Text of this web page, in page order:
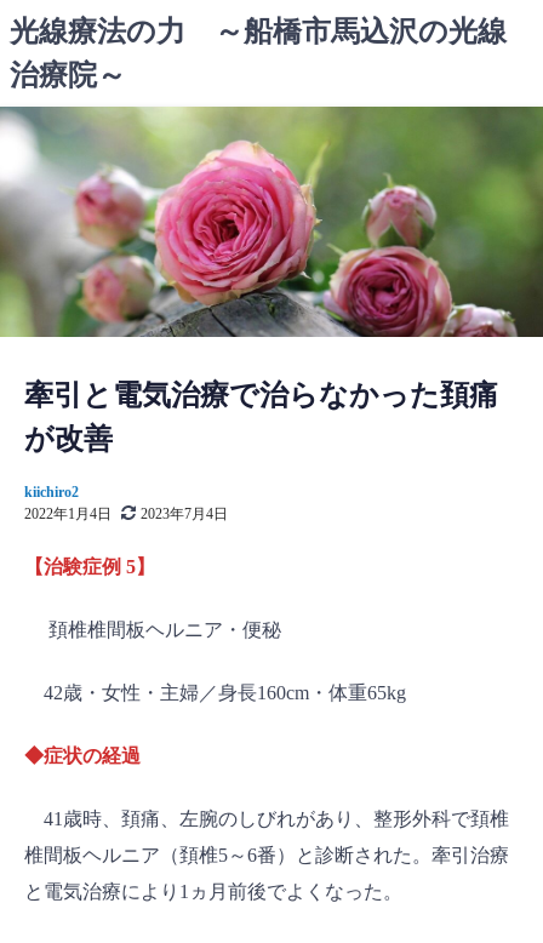
ン
テ
ツ
ス
キ
プ
光線療法の力 ～船橋市馬込沢の光線
治療院～
牽引と電気治療で治らなかった頚痛
が改善
kiichiro2
2022年1月4日
2023年7月4日
【治験症例 5】
頚椎椎間板ヘルニア・便秘
42歳・女性・主婦／身長160cm・体重65kg
◆症状の経過
41歳時、頚痛、左腕のしびれがあり、整形外科で頚椎
椎間板ヘルニア（頚椎5～6番）と診断された。牽引治療
と電気治療により1ヵ月前後でよくなった。